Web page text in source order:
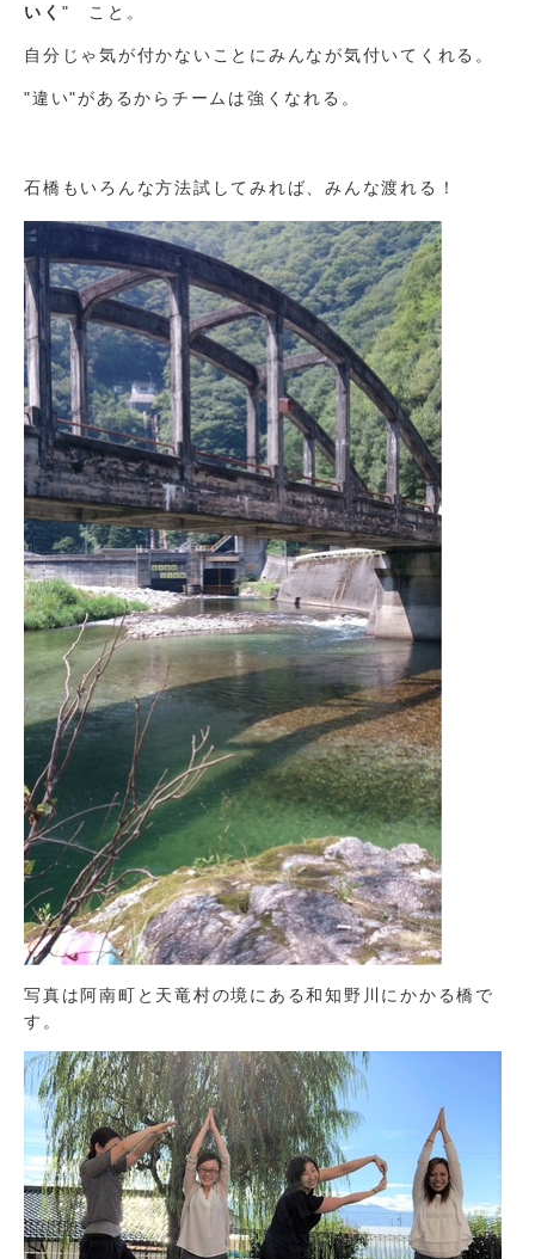
いく " こと。
自分じゃ気が付かないことにみんなが気付いてくれる。
"違い"があるからチームは強くなれる。
石橋もいろんな方法試してみれば、みんな渡れる！
写真は阿南町と天竜村の境にある和知野川にかかる橋で
す。